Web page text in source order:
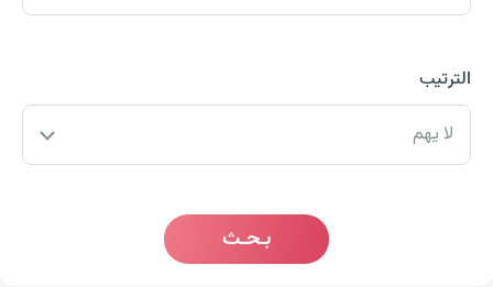
الترتيب
لا يهم